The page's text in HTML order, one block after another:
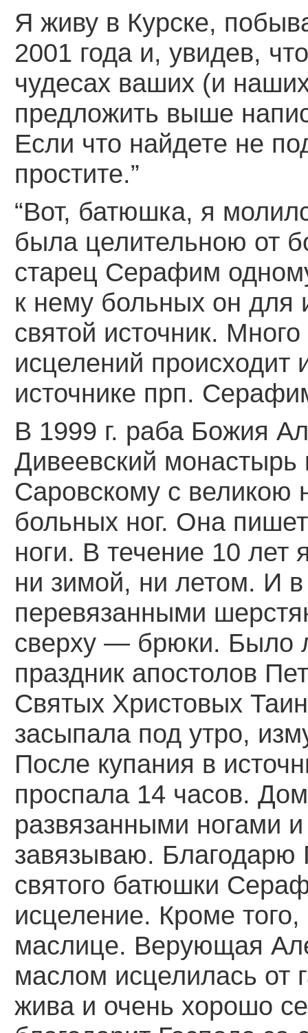
Я живу в Курске,
2001 года и, увидев,
чудесах ваших (и
предложить выше
Если что найдете не
простите.”
“Вот, батюшка, я
была целительною от
старец Серафим
к нему больных он для
святой источник.
исцелений
источнике прп.
В 1999 г. раба Божия
Дивеевский
Саровскому с великою
больных ног. Она
ноги. В течение 10 лет
ни зимой, ни летом. И
перевязанными
сверху — брюки. Было
праздник апостолов
Святых Христовых
засыпала под утро,
После купания в
проспала 14 часов.
развязанными ногами
завязываю. Благодарю
святого батюшки
исцеление. Кроме
маслице. Верующая
маслом исцелилась от
жива и очень хорошо